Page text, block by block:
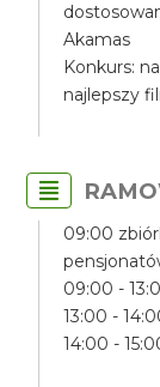
Akamas
Konkurs:
najlepszy
09:00
09:00 -
13:00 -
14:00 -